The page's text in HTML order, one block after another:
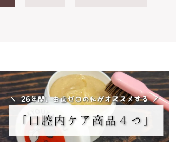
調味料
塩
だし・乾物